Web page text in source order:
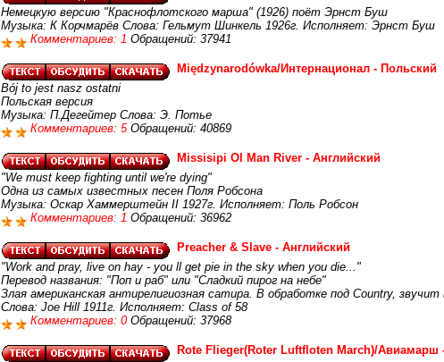
Немецкую версию "Краснофлотского марша" (1926) поёт Эрнст Буш
Музыка: К Корчмарёв Слова: Гельмут Шинкель 1926г. Исполняет: Эрнст Буш
Комментариев: 1 Обращений: 37941
Międzynarodówka/Интернационал - Польский
Bój to jest nasz ostatni
Польская версия
Музыка: П.Дегейтер Слова: Э. Потье
Комментариев: 5 Обращений: 40869
Missisipi Ol Man River - Английский
"We must keep fighting until we're dying"
Одна из самых известных песен Поля Робсона
Музыка: Оскар Хаммерштейн ІІ 1927г. Исполняет: Поль Робсон
Комментариев: 1 Обращений: 36962
Preacher & Slave - Английский
"Work and pray, live on hay - you ll get pie in the sky when you die..."
Перевод названия: "Поп и раб" или "Сладкий пирог на небе"
Злая американская антирелигиозная сатира. В обработке под Country, звучит
Слова: Joe Hill 1911г. Исполняет: Class of 58
Комментариев: 0 Обращений: 37968
Rote Flieger(Roter Luftfloten March)/Авиамарш